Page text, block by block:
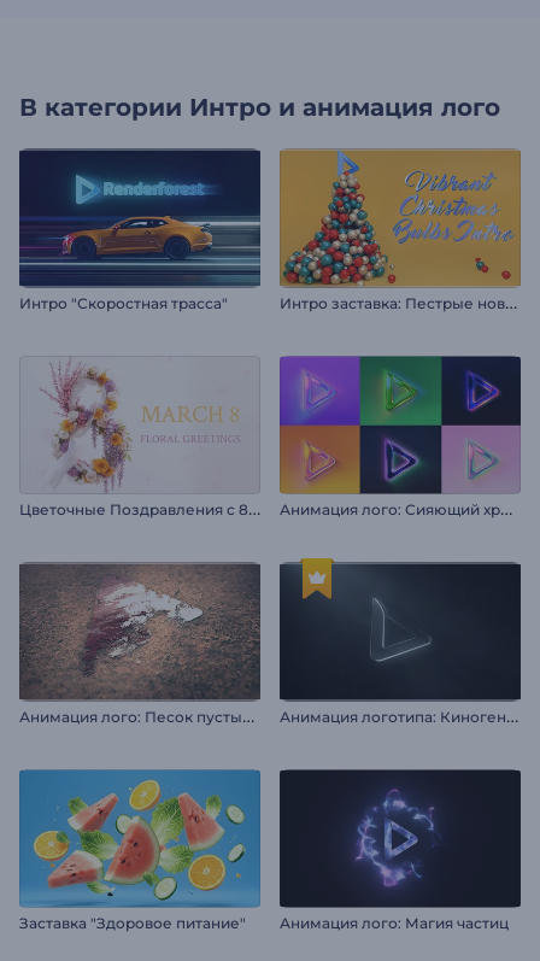
В категории Интро и анимация лого
Интро "Скоростная трасса" И
нтро заставка: Пестрые новогодние шары
Ц
веточные Поздравления с 8 Марта А
нимация лого: Сияющий хром
А
нимация лого: Песок пустыни А
нимация логотипа: Киногеничный глянец
Заставка "Здоровое питание" Анимация лого: Магия частиц